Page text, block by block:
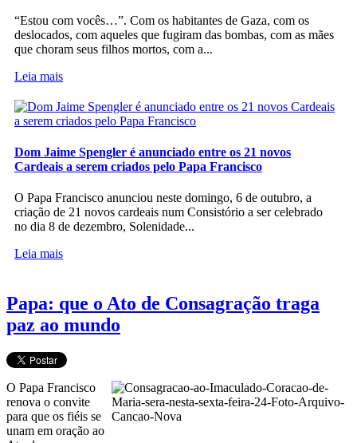
“Estou com vocês…”. Com os habitantes de Gaza, com os
deslocados, com aqueles que fugiram das bombas, com as mães
que choram seus filhos mortos, com a...
Leia mais
Dom Jaime Spengler é anunciado entre os 21 novos
Cardeais a serem criados pelo Papa Francisco
O Papa Francisco anunciou neste domingo, 6 de outubro, a
criação de 21 novos cardeais num Consistório a ser celebrado
no dia 8 de dezembro, Solenidade...
Leia mais
Papa: que o Ato de Consagração traga
paz ao mundo
O Papa Francisco
renova o convite
para que os fiéis se
unam em oração ao